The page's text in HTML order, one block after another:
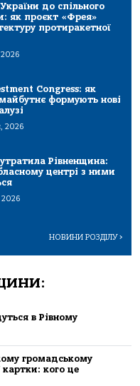
до спільного
як проєкт «Фрея»
протиракетної
Congress: як
майбутнє формують нові
2026
Рівненщина:
центрі з ними
2026
НОВИНИ РОЗДІЛУ>
в Рівному
громадському
картки: кого це